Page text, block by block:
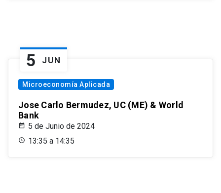
5 JUN
Microeconomía Aplicada
Jose Carlo Bermudez, UC (ME) & World
Bank
5 de Junio de 2024
13:35 a 14:35